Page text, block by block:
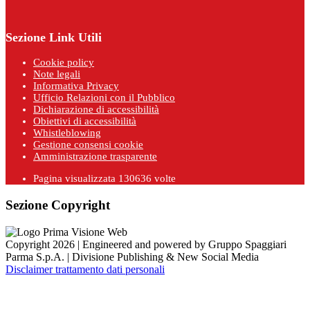
Sezione Link Utili
Cookie policy
Note legali
Informativa Privacy
Ufficio Relazioni con il Pubblico
Dichiarazione di accessibilità
Obiettivi di accessibilità
Whistleblowing
Gestione consensi cookie
Amministrazione trasparente
Pagina visualizzata 130636 volte
Sezione Copyright
Copyright 2026 | Engineered and powered by Gruppo Spaggiari
Parma S.p.A. | Divisione Publishing & New Social Media
Disclaimer trattamento dati personali